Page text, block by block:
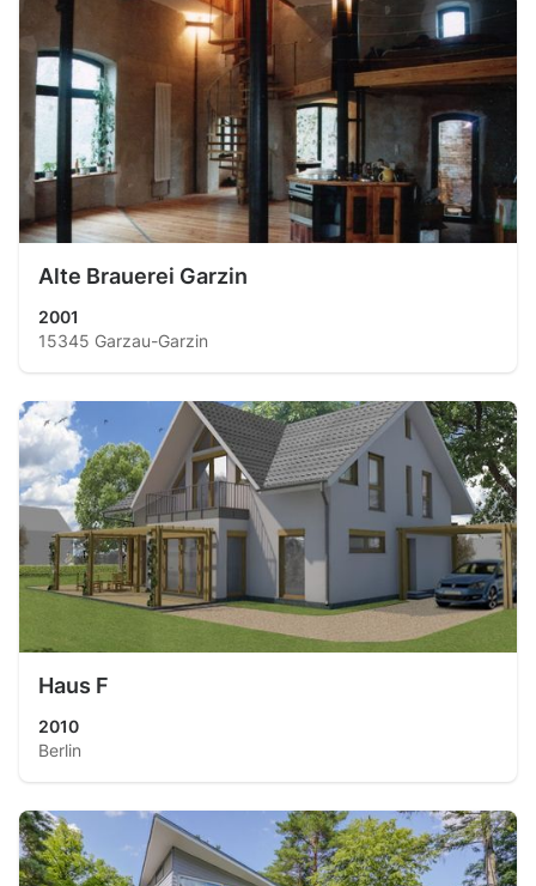
Alte Brauerei Garzin
2001
15345 Garzau-Garzin
Haus F
2010
Berlin